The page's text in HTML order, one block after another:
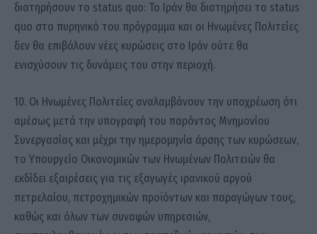
διατηρήσουν το status quo: Το Ιράν θα διατηρήσει το status
quo στο πυρηνικό του πρόγραμμα και οι Ηνωμένες Πολιτείες
δεν θα επιβάλουν νέες κυρώσεις στο Ιράν ούτε θα
ενισχύσουν τις δυνάμεις του στην περιοχή.
10. Οι Ηνωμένες Πολιτείες αναλαμβάνουν την υποχρέωση ότι
αμέσως μετά την υπογραφή του παρόντος Μνημονίου
Συνεργασίας και μέχρι την ημερομηνία άρσης των κυρώσεων,
το Υπουργείο Οικονομικών των Ηνωμένων Πολιτειών θα
εκδίδει εξαιρέσεις για τις εξαγωγές ιρανικού αργού
πετρελαίου, πετροχημικών προϊόντων και παραγώγων τους,
καθώς και όλων των συναφών υπηρεσιών,